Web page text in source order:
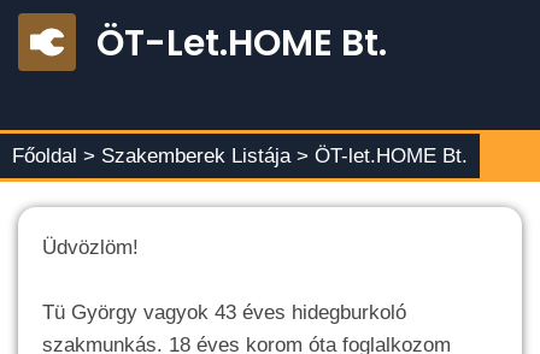
ÖT-Let.HOME Bt.
Főoldal > Szakemberek Listája > ÖT-let.HOME Bt.
Üdvözlöm!
Tü György vagyok 43 éves hidegburkoló
szakmunkás. 18 éves korom óta foglalkozom